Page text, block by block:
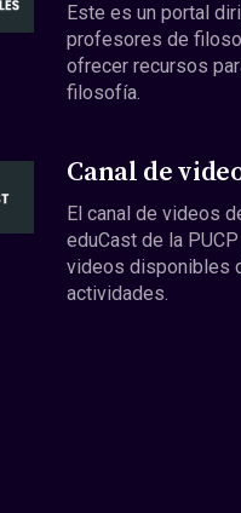
Este es un portal
profesores de
ofrecer recursos
filosofía.
Canal de
El canal de videos
eduCast de la
videos disponibles
actividades.